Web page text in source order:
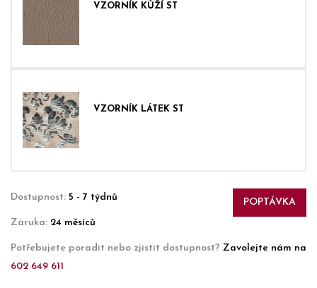
VZORNÍK KŮŽÍ ST
VZORNÍK LÁTEK ST
POPTÁVKA
Dostupnost: 5 - 7 týdnů
Záruka: 24 měsíců
Potřebujete poradit nebo zjistit dostupnost? Zavolejte nám na
602 649 611